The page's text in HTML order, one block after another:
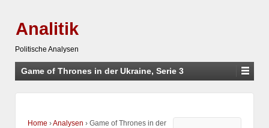
Analitik
Politische Analysen
Game of Thrones in der Ukraine, Serie 3
Home ›Analysen › Game of Thrones in der